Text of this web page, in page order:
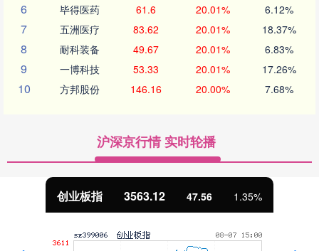
6 毕得医药 61.6 20.01% 6.12%
7 五洲医疗 83.62 20.01% 18.37%
8 耐科装备 49.67 20.01% 6.83%
9 一博科技 53.33 20.01% 17.26%
10 方邦股份 146.16 20.00% 7.68%
沪深京行情 实时轮播
基金指数 7242.10 12.30 0.17%